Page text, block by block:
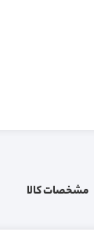
مشخصات کالا